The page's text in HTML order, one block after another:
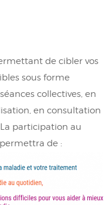
de cibler vos
sous forme
collectives, en
en consultation
participation au
de :